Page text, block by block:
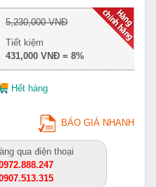
5,230,000 VNĐ
Tiết kiệm
431,000 VNĐ = 8%
Hết hàng
BÁO GIÁ NHANH
qua điện thoại